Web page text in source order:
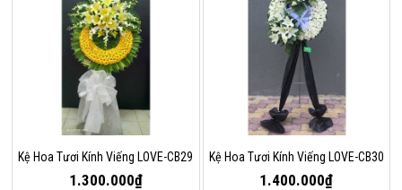
Kệ Hoa Tươi Kính Viếng LOVE-CB29
1.300.000₫
Kệ Hoa Tươi Kính Viếng LOVE-CB30
1.400.000₫